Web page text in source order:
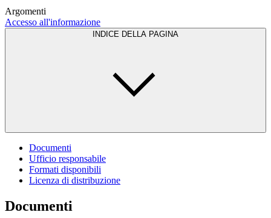
Argomenti
Accesso all'informazione
INDICE DELLA PAGINA
Documenti
Ufficio responsabile
Formati disponibili
Licenza di distribuzione
Documenti